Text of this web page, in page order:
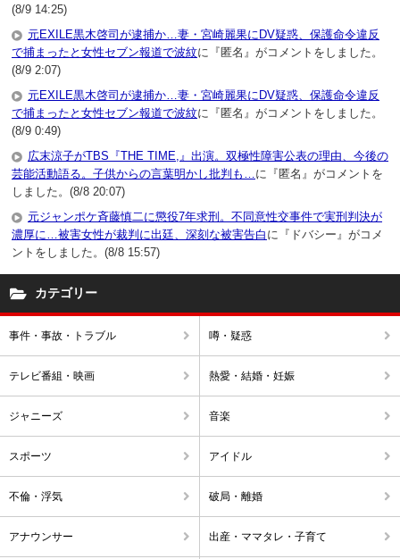
(8/9 14:25)
元EXILE黒木啓司が逮捕か…妻・宮崎麗果にDV疑惑、保護命令違反
で捕まったと女性セブン報道で波紋に『匿名』がコメントをしました。
(8/9 2:07)
元EXILE黒木啓司が逮捕か…妻・宮崎麗果にDV疑惑、保護命令違反
で捕まったと女性セブン報道で波紋に『匿名』がコメントをしました。
(8/9 0:49)
広末涼子がTBS『THE TIME,』出演。双極性障害公表の理由、今後の
芸能活動語る。子供からの言葉明かし批判も…に『匿名』がコメントを
しました。(8/8 20:07)
元ジャンポケ斉藤慎二に懲役7年求刑。不同意性交事件で実刑判決が
濃厚に…被害女性が裁判に出廷、深刻な被害告白 に『ドバシー』がコメ
ントをしました。(8/8 15:57)
カテゴリー
事件・事故・トラブル 噂・疑惑
テレビ番組・映画 熱愛・結婚・妊娠
ジャニーズ 音楽
スポーツ アイドル
不倫・浮気 破局・離婚
アナウンサー 出産・ママタレ・子育て